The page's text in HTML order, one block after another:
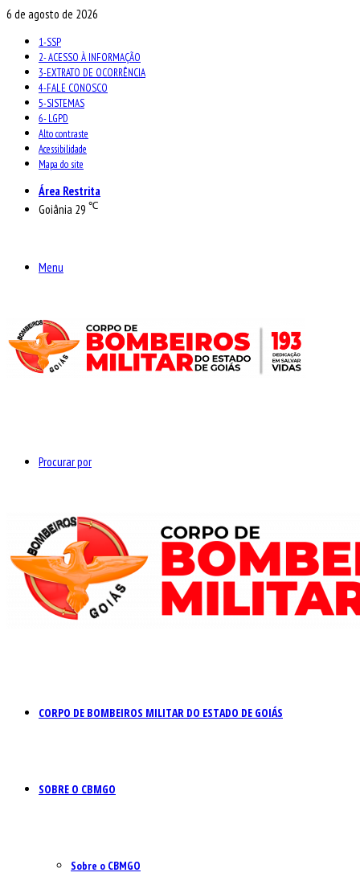
6 de agosto de 2026
1-SSP
2- ACESSO À INFORMAÇÃO
3-EXTRATO DE OCORRÊNCIA
4-FALE CONOSCO
5-SISTEMAS
6- LGPD
Alto contraste
Acessibilidade
Mapa do site
Área Restrita
Goiânia 29 ℃
Menu
Procurar por
CORPO DE BOMBEIROS MILITAR DO ESTADO DE GOIÁS
SOBRE O CBMGO
Sobre o CBMGO